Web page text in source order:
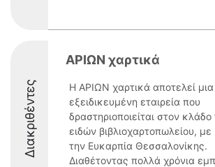
Διακριθέντες
ΑΡΙΩΝ χαρτικά
Η ΑΡΙΩΝ χαρτικά αποτελεί μια
εξειδικευμένη εταιρεία που
δραστηριοποιείται στον
ειδών βιβλιοχαρτοπωλείου,
την Ευκαρπία Θεσσαλονίκης.
Διαθέτοντας πολλά χρόνια